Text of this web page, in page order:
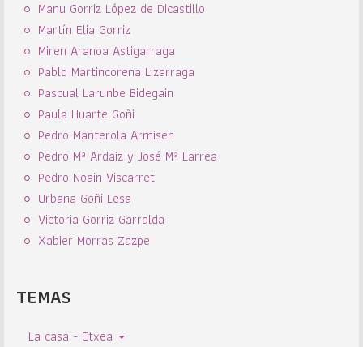
Manu Gorriz López de Dicastillo
Martín Elia Gorriz
Miren Aranoa Astigarraga
Pablo Martincorena Lizarraga
Pascual Larunbe Bidegain
Paula Huarte Goñi
Pedro Manterola Armisen
Pedro Mª Ardaiz y José Mª Larrea
Pedro Noain Viscarret
Urbana Goñi Lesa
Victoria Gorriz Garralda
Xabier Morras Zazpe
TEMAS
La casa - Etxea